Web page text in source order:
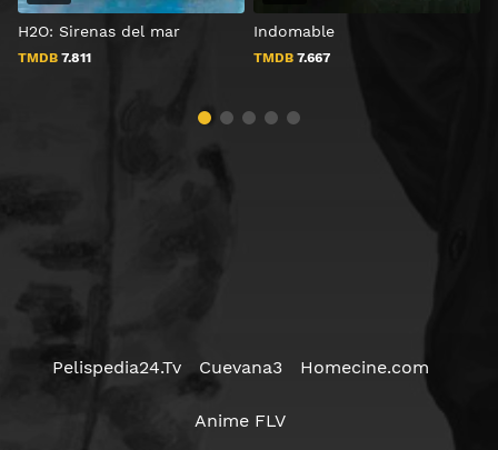
H2O: Sirenas del mar
TMDB 7.811
Indomable
TMDB 7.667
Pelispedia24.Tv Cuevana3 Homecine.com
Anime FLV